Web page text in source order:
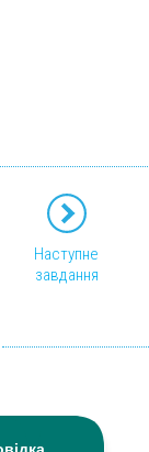
Наступне
завдання